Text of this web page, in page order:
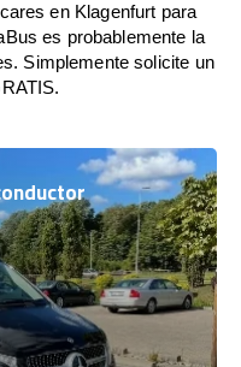
en Klagenfurt para
es probablemente la
Simplemente solicite un